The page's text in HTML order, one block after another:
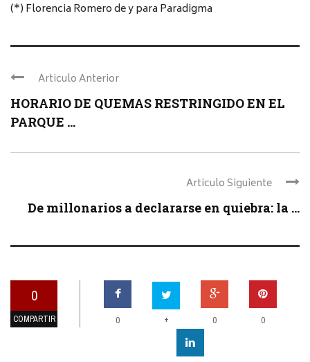
(*) Florencia Romero de y para Paradigma
Articulo Anterior
HORARIO DE QUEMAS RESTRINGIDO EN EL
PARQUE ...
Articulo Siguiente
De millonarios a declararse en quiebra: la ...
0
COMPARTIR 0 + 0 0